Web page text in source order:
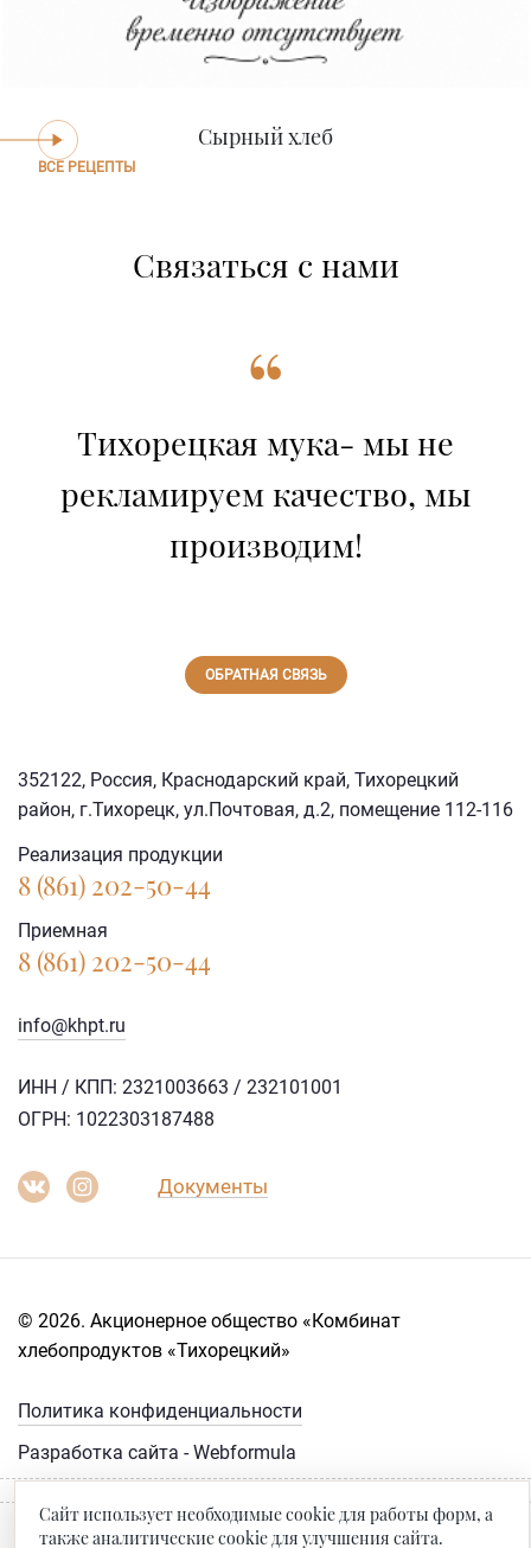
Сырный хлеб
ВСЕ РЕЦЕПТЫ
Связаться с нами
“
Тихорецкая мука- мы не
рекламируем качество, мы
производим!
ОБРАТНАЯ СВЯЗЬ
352122, Россия, Краснодарский край, Тихорецкий
район, г.Тихорецк, ул.Почтовая, д.2, помещение 112-116
Реализация продукции
8 (861) 202-50-44
Приемная
8 (861) 202-50-44
info@khpt.ru
ИНН / КПП: 2321003663 / 232101001
ОГРН: 1022303187488
Документы
© 2026. Акционерное общество «Комбинат
хлебопродуктов «Тихорецкий»
Политика конфиденциальности
Разработка сайта - Webformula
Сайт использует необходимые cookie для работы форм, а
также аналитические cookie для улучшения сайта.